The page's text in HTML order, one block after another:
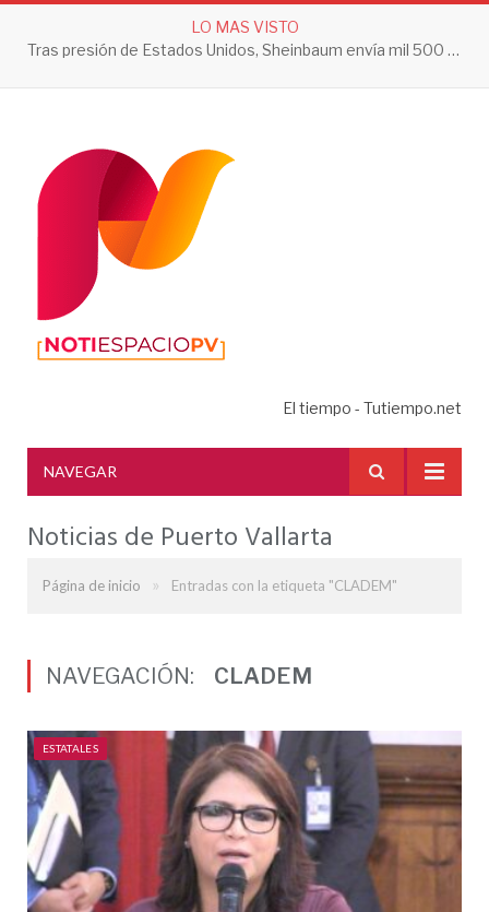
LO MAS VISTO
Tras presión de Estados Unidos, Sheinbaum envía mil 500 soldados a Michoacán
El tiempo - Tutiempo.net
NAVEGAR
Noticias de Puerto Vallarta
Página de inicio » Entradas con la etiqueta "CLADEM"
NAVEGACIÓN: CLADEM
ESTATALES